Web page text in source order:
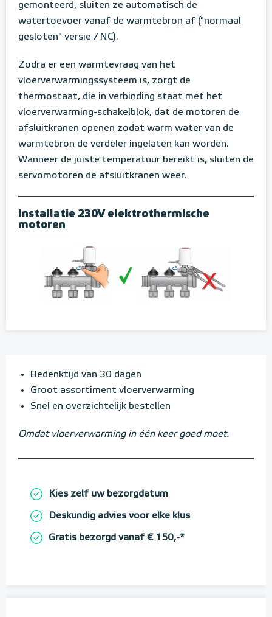
gemonteerd, sluiten ze automatisch de
watertoevoer vanaf de warmtebron af ("normaal
gesloten" versie / NC).
Zodra er een warmtevraag van het
vloerverwarmingssysteem is, zorgt de
thermostaat, die in verbinding staat met het
vloerverwarming-schakelblok, dat de motoren de
afsluitkranen openen zodat warm water van de
warmtebron de verdeler ingelaten kan worden.
Wanneer de juiste temperatuur bereikt is, sluiten de
servomotoren de afsluitkranen weer.
Installatie 230V elektrothermische
motoren
Bedenktijd van 30 dagen
Groot assortiment vloerverwarming
Snel en overzichtelijk bestellen
Omdat vloerverwarming in één keer goed moet.
Kies zelf uw bezorgdatum
Deskundig advies voor elke klus
Gratis bezorgd vanaf € 150,-*